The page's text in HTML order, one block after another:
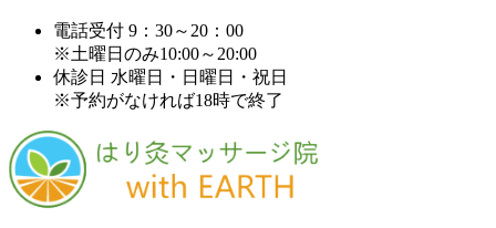
電話受付 9：30～20：00
※土曜日のみ10:00～20:00
休診日 水曜日・日曜日・祝日
※予約がなければ18時で終了